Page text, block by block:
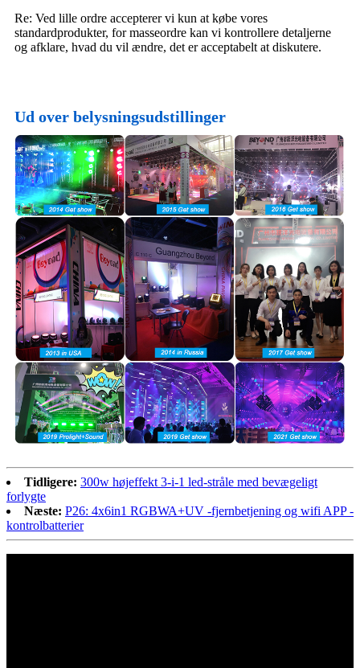
Re: Ved lille ordre accepterer vi kun at købe vores
standardprodukter, for masseordre kan vi kontrollere detaljerne
og afklare, hvad du vil ændre, det er acceptabelt at diskutere.
Ud over belysningsudstillinger
Tidligere: 300w højeffekt 3-i-1 led-stråle med bevægeligt
forlygte
Næste: P26: 4x6in1 RGBWA+UV -fjernbetjening og wifi APP -
kontrolbatterier